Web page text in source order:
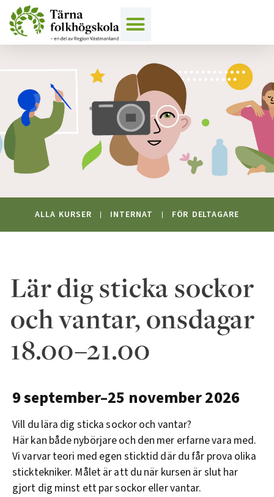
Hoppa
till
innehåll
ALLA KURSER INTERNAT FÖR DELTAGARE
Lär dig sticka sockor
och vantar, onsdagar
18.00–21.00
9 september–25 november 2026
Vill du lära dig sticka sockor och vantar?
Här kan både nybörjare och den mer erfarne vara med.
Vi varvar teori med egen sticktid där du får prova olika
sticktekniker. Målet är att du när kursen är slut har
gjort dig minst ett par sockor eller vantar.